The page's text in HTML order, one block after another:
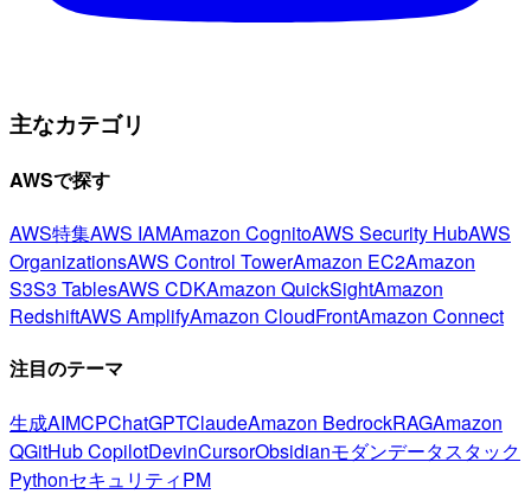
主なカテゴリ
AWSで探す
AWS特集AWS IAMAmazon CognitoAWS Security HubAWS
OrganizationsAWS Control TowerAmazon EC2Amazon
S3S3 TablesAWS CDKAmazon QuickSightAmazon
RedshiftAWS AmplifyAmazon CloudFrontAmazon Connect
注目のテーマ
生成AIMCPChatGPTClaudeAmazon BedrockRAGAmazon
QGitHub CopilotDevinCursorObsidianモダンデータスタック
PythonセキュリティPM